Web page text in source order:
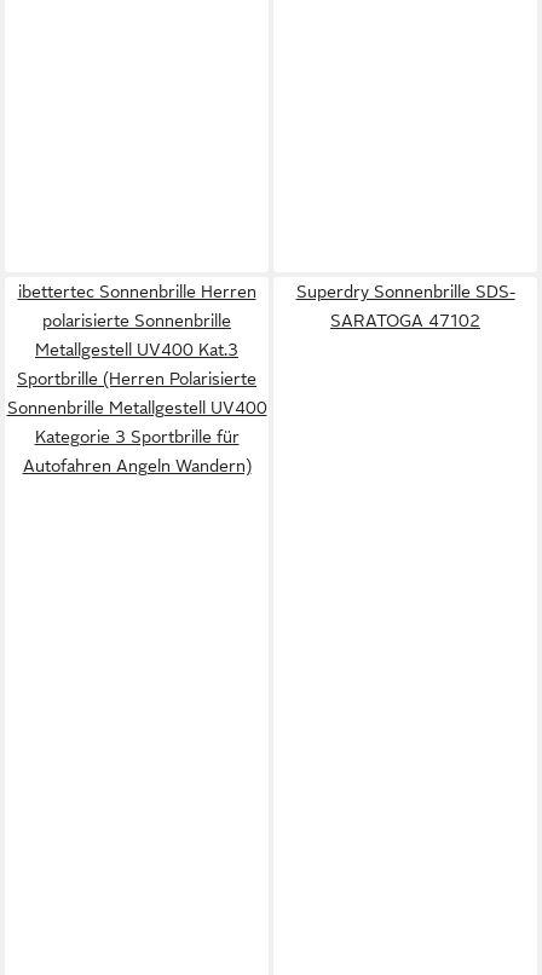
ibettertec Sonnenbrille Herren
polarisierte Sonnenbrille
Metallgestell UV400 Kat.3
Sportbrille (Herren Polarisierte
Sonnenbrille Metallgestell UV400
Kategorie 3 Sportbrille für
Autofahren Angeln Wandern)
Superdry Sonnenbrille SDS-
SARATOGA 47102